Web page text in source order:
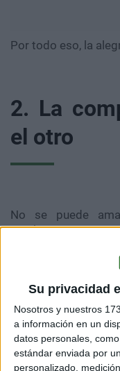
Su privacidad
Nosotros y nuestros
a información en un
datos personales,
estándar enviada por
personalizado,
Por todo eso, la
2. La
el otro
No se puede
muchas veces se
por el otro. Sin
más profundo, a
Para amar a los
compasión y la
verdadero si
del otro, y de